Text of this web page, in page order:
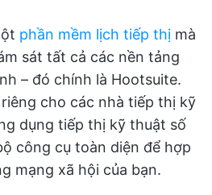
phần mềm lịch tiếp thị mà
sát tất cả các nền tảng
– đó chính là Hootsuite.
cho các nhà tiếp thị kỹ
dụng tiếp thị kỹ thuật số
công cụ toàn diện để hợp
mạng xã hội của bạn.